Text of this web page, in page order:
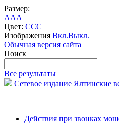
Размер:
AAA
Цвет: CCC
Изображения Вкл.Выкл.
Обычная версия сайта
Поиск
Все результаты
Сетевое издание Ялтинские
Действия при звонках